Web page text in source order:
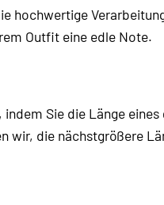
hochwertige
Outfit eine edle Note.
Sie die Länge
wir, die nächstgrößere